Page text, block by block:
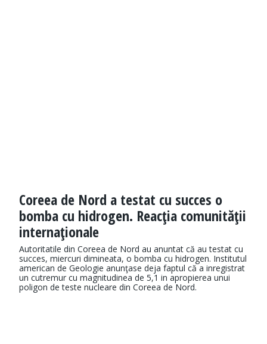
Coreea de Nord a testat cu succes o
bomba cu hidrogen. Reacţia comunităţii
internaţionale
Autoritatile din Coreea de Nord au anuntat că au testat cu
succes, miercuri dimineata, o bomba cu hidrogen. Institutul
american de Geologie anunţase deja faptul că a inregistrat
un cutremur cu magnitudinea de 5,1 in apropierea unui
poligon de teste nucleare din Coreea de Nord.